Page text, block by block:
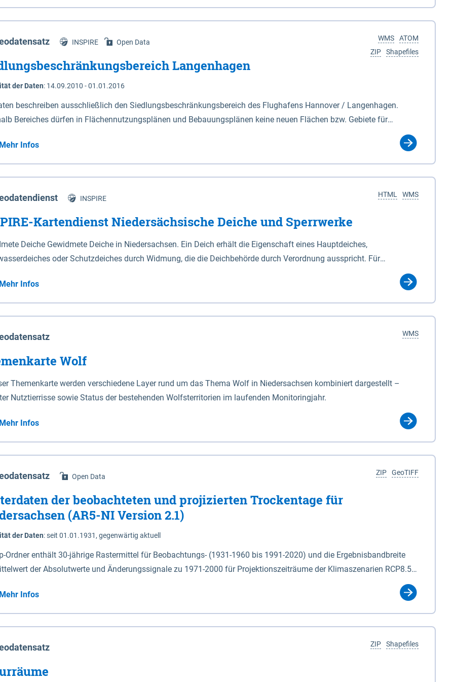
Niedersachsen (vgl. Abb. 4-1) entlang der Elbe zwischen Schnackenburg im Osten und Hohnstorf (Elbe) im Westen
472,5 bei Schnackenburg bis 569 bei Lauenburg). Das Biosphärenreservat umfasst Teile der Landkreise
Dannenberg und Lüneburg.
ATOM
WMS
Shapefiles
ZIP
INSPIRE Open Data
Langenhagen
der Daten: 14.09.2010 - 01.01.2016
beschreiben ausschließlich den Siedlungsbeschränkungsbereich des Flughafens Hannover / Langenhagen.
Bereiches dürfen in Flächennutzungsplänen und Bebauungsplänen keine neuen Flächen bzw. Gebiete für
Mehr Infos
WMS
HTML
INSPIRE
Kartendienst Niedersächsische Deiche und Sperrwerke
Deiche Gewidmete Deiche in Niedersachsen. Ein Deich erhält die Eigenschaft eines Hauptdeiches,
oder Schutzdeiches durch Widmung, die die Deichbehörde durch Verordnung ausspricht. Für
Deiche gelten die Bestimmungen des Niedersächsischen Deichgesetzes (NDG). Die Widmung "2.Deichlinie" ist
Sperrwerke Sperrwerke sind Bauwerke mit Sperrvorrichtungen in Tidegewässern, die dem
eines Gebietes vor erhöhten Tiden, vor allem vor Sturmfluten, zu dienen bestimmt sind (§2 Abs.3 NDG). Ein Bauwerk
Art erhält die Eigenschaft eines Sperrwerkes durch Widmung, die die Deichbehörde durch Verordnung
Mehr Infos
WMS
Wolf
Themenkarte werden verschiedene Layer rund um das Thema Wolf in Niedersachsen kombiniert dargestellt –
Nutztierrisse sowie Status der bestehenden Wolfsterritorien im laufenden Monitoringjahr.
Mehr Infos
GeoTIFF
ZIP
Open Data
der beobachteten und projizierten Trockentage für
(AR5-NI Version 2.1)
der Daten:seit 01.01.1931, gegenwärtig aktuell
Ordner enthält 30-jährige Rastermittel für Beobachtungs- (1931-1960 bis 1991-2020) und die Ergebnisbandbreite
der Absolutwerte und Änderungssignale zu 1971-2000 für Projektionszeiträume der Klimaszenarien RCP8.5
(Jun. - Aug.) - au: Herbst (Sep. - Nov.) - wi: Winter (Dez. - Feb.) - hyr:
Jahr (Nov. - Okt.) - hsu: Hydrologisches Sommerhalbjahr (Mai - Okt.) - hwi: Hydrologisches Winterhalbjahr
- vd: Vegetationsruhe (Okt. - Mär.) Neben den Rasterdaten ist eine
zu den Dateinamen und für eine Darstellung im GIS eine Klassifizierung der Rasterdaten mit Klassenname und
code gegeben.
Mehr Infos
Shapefiles
ZIP